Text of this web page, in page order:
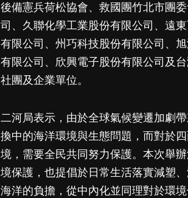
後備憲兵荷松協會、救國團竹北市團
司、久聯化學工業股份有限公司、遠
有限公司、州巧科技股份有限公司、
有限公司、欣興電子股份有限公司及
社團及企業單位。
二河局表示，由於全球氣候變遷加劇
換中的海洋環境與生態問題，而對於
境，需要全民共同努力保護。本次舉
境保護，也提倡於日常生活落實減塑
海洋的負擔，從中內化並同理對於環境